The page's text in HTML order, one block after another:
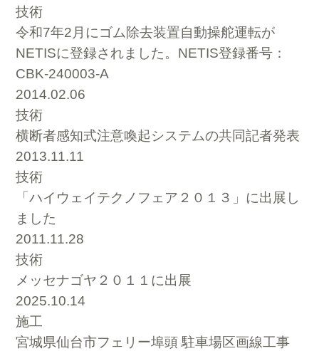
技術
令和7年2月にゴム除去装置自動操舵運転が
NETISに登録されました。NETIS登録番号：
CBK-240003-A
2014.02.06
技術
横断者感知式注意喚起システムの共同記者発表
2013.11.11
技術
「ハイウェイテクノフェア２０１３」に出展し
ました
2011.11.28
技術
メッセナゴヤ２０１１に出展
2025.10.14
施工
宮城県仙台市フェリー埠頭 駐車場区画線工事